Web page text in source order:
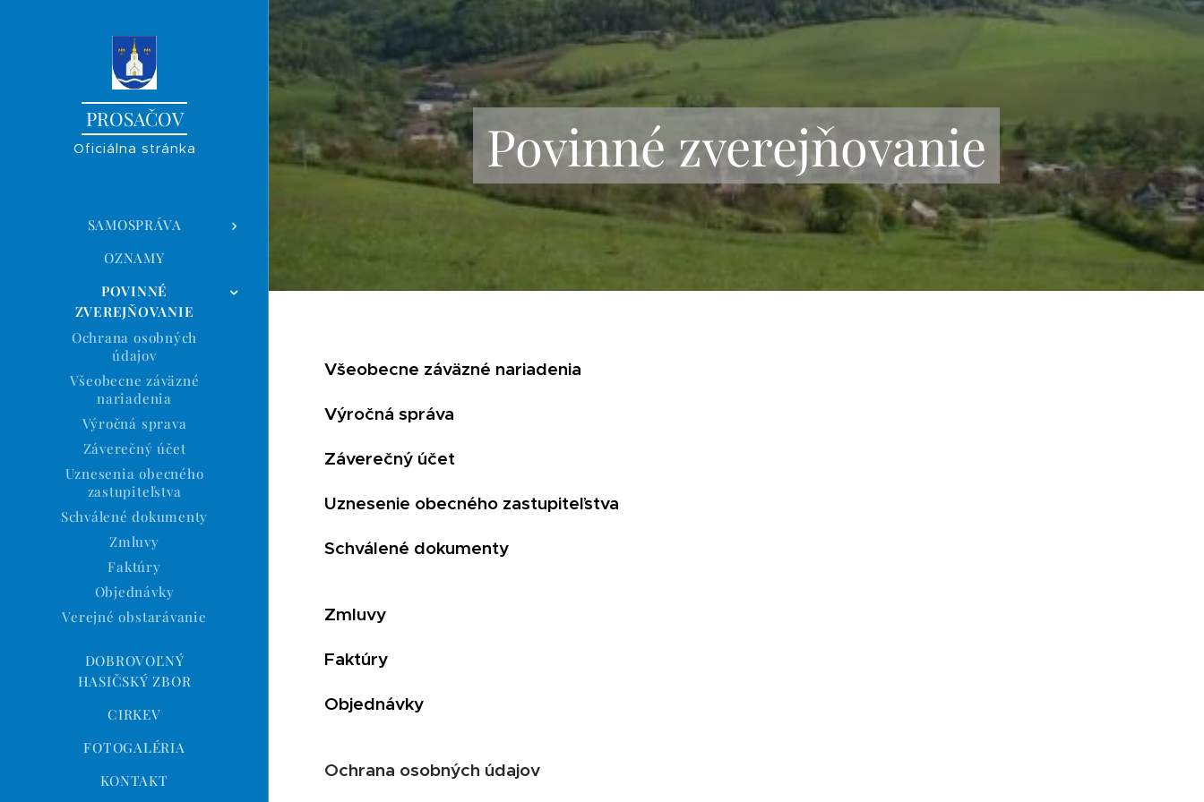
PROSAČOV
Oficiálna stránka
SAMOSPRÁVA
OZNAMY
POVINNÉ
ZVEREJŇOVANIE
Ochrana osobných
údajov
Všeobecne záväzné
nariadenia
Výročná sprava
Záverečný účet
Uznesenia obecného
zastupiteľstva
Schválené dokumenty
Zmluvy
Faktúry
Objednávky
Verejné obstarávanie
DOBROVOĽNÝ
HASIČSKÝ ZBOR
CIRKEV
FOTOGALÉRIA
KONTAKT
Povinné zverejňovanie
Všeobecne záväzné nariadenia
Výročná správa
Záverečný účet
Uznesenie obecného zastupiteľstva
Schválené dokumenty
Zmluvy
Faktúry
Objednávky
Ochrana osobných údajov